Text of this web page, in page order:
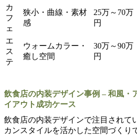
カ
フ
ェ
狭小・曲線・素材
感
25万～70万
円
エ
ス
テ
ウォームカラー・
癒し空間
30万～90万
円
飲食店の内装デザイン事例 – 和風・
イアウト成功ケース
飲食店の内装デザインで注目されて
カンスタイルを活かした空間づくり